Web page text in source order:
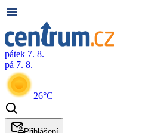
pátek 7. 8.
pá 7. 8.
26°C